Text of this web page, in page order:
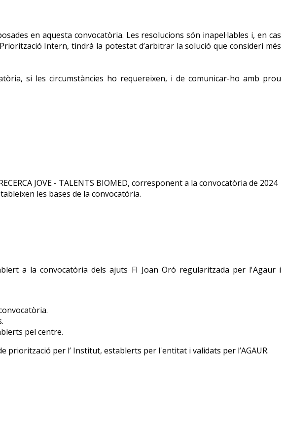
en aquesta convocatòria. Les resolucions són inapel·lables i, en cas
Intern, tindrà la potestat d’arbitrar la solució que consideri més
si les circumstàncies ho requereixen, i de comunicar-ho amb prou
JOVE - TALENTS BIOMED, corresponent a la convocatòria de 2024
les bases de la convocatòria.
a la convocatòria dels ajuts FI Joan Oró regularitzada per l'Agaur i
pel centre.
per l’ Institut, establerts per l'entitat i validats per l’AGAUR.